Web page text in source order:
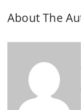
About The